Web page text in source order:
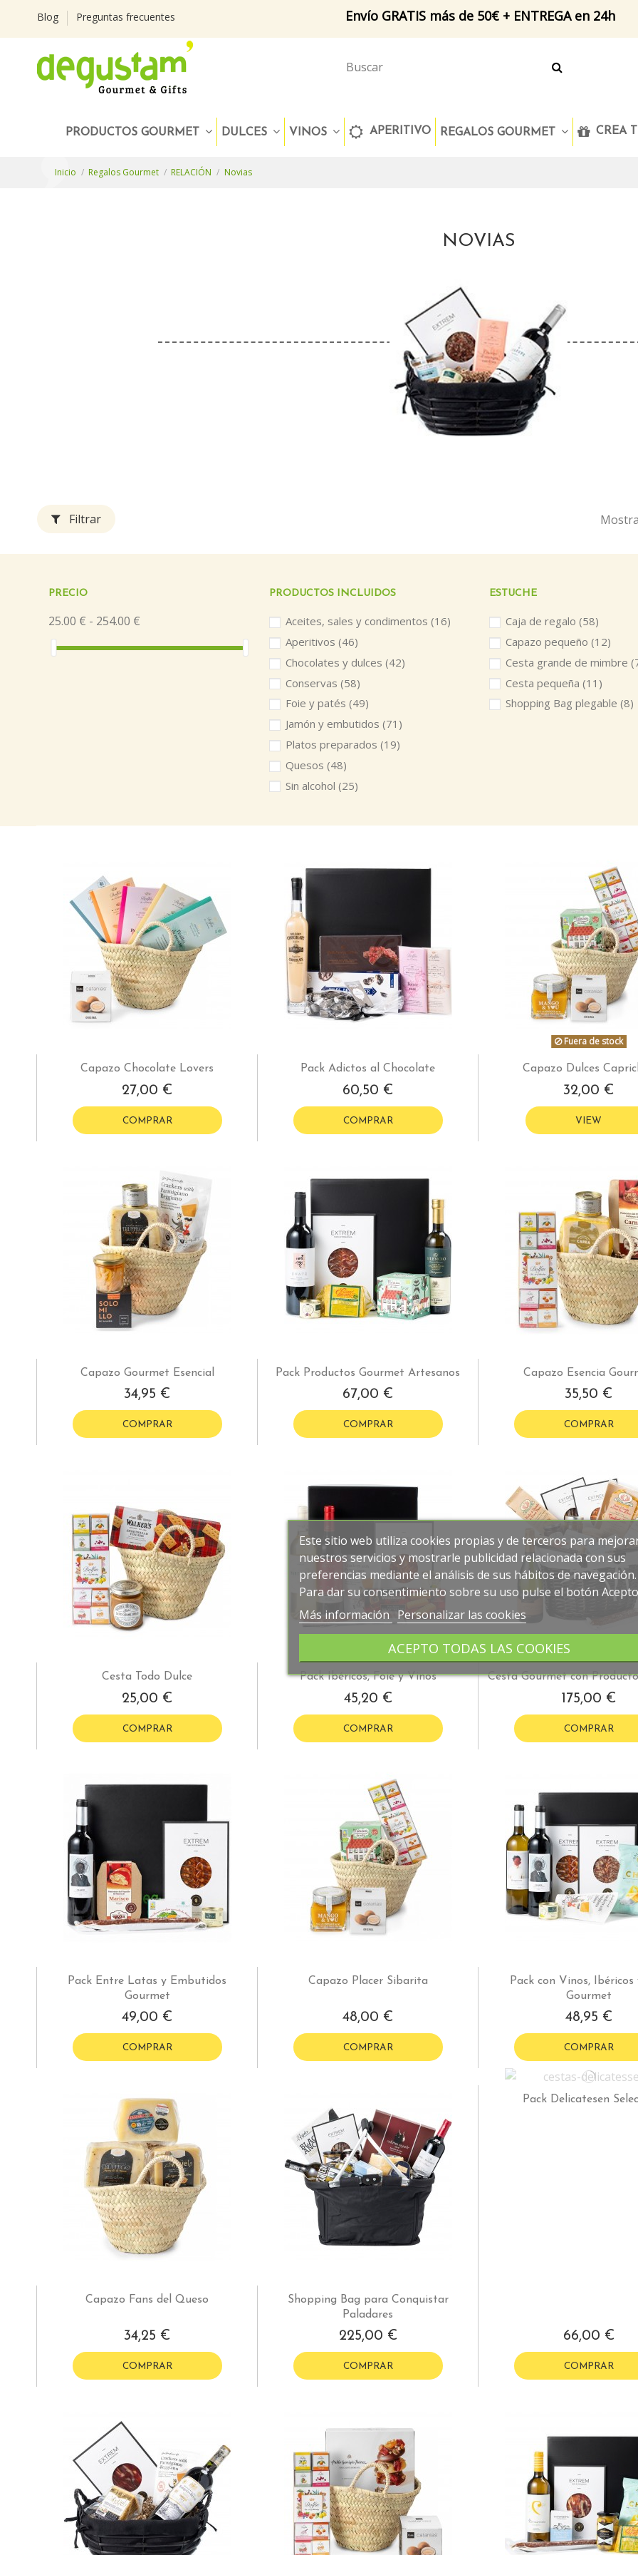
Blog Preguntas frecuentes Envío GRATIS más de 50€ + ENTREGA en 24h
PRODUCTOS GOURMET DULCES VINOS APERITIVO REGALOS GOURMET CREA
Inicio Regalos Gourmet RELACIÓN Novias
NOVIAS
Filtrar
PRECIO
25.00 € - 254.00 €
PRODUCTOS INCLUIDOS
Aceites, sales y condimentos (16)
Aperitivos (46)
Chocolates y dulces (42)
Conservas (58)
Foie y patés (49)
Jamón y embutidos (71)
Platos preparados (19)
Quesos (48)
Sin alcohol (25)
ESTUCHE
Caja de regalo (58)
Capazo pequeño (12)
Cesta grande de mimbre
Cesta pequeña (11)
Shopping Bag plegable (8)
Capazo Chocolate Lovers
27,00 €
COMPRAR
Pack Adictos al Chocolate
60,50 €
COMPRAR
Fuera de stock
Capazo Dulces
32,00 €
VIEW
Capazo Gourmet Esencial
34,95 €
COMPRAR
Pack Productos Gourmet Artesanos
67,00 €
COMPRAR
Capazo Esencia
35,50 €
COMPRAR
Cesta Todo Dulce
25,00 €
COMPRAR
Pack Ibéricos, Foie y Vinos
45,20 €
COMPRAR
Cesta Gourmet con
175,00 €
COMPRAR
Pack Entre Latas y Embutidos
Gourmet
49,00 €
COMPRAR
Capazo Placer Sibarita
48,00 €
COMPRAR
Pack con Vinos, Ibéricos
Gourmet
48,95 €
COMPRAR
Capazo Fans del Queso
34,25 €
COMPRAR
Shopping Bag para Conquistar
Paladares
225,00 €
COMPRAR
Pack Delicatesen
66,00 €
COMPRAR
Este sitio web utiliza cookies propias y de terceros para
nuestros servicios y mostrarle publicidad relacionada con sus
preferencias mediante el análisis de sus hábitos de navegación.
Para dar su consentimiento sobre su uso pulse el botón
Más información Personalizar las cookies
ACEPTO TODAS LAS COOKIES